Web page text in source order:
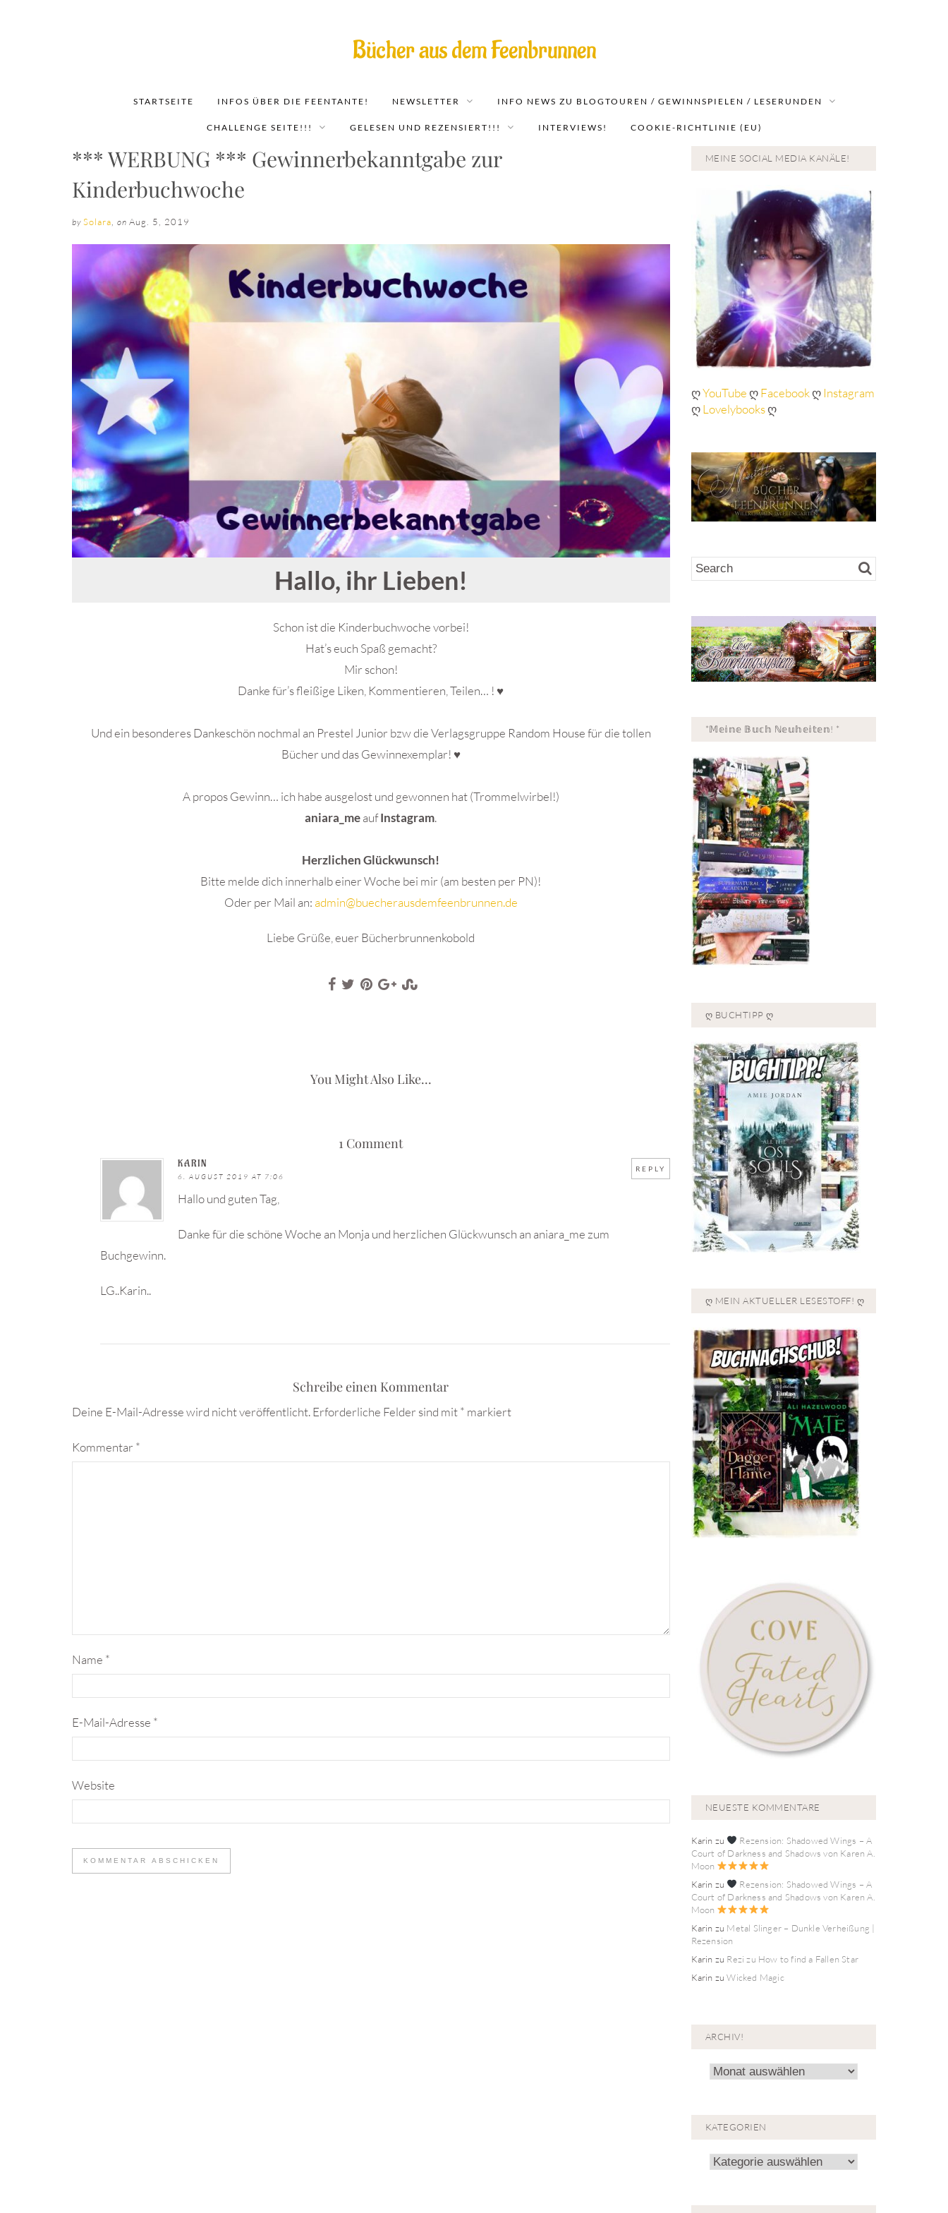
Bücher aus dem Feenbrunnen
STARTSEITE INFOS ÜBER DIE FEENTANTE! NEWSLETTER INFO NEWS ZU BLOGTOUREN / GEWINNSPIELEN / LESERUNDEN
CHALLENGE SEITE!!! GELESEN UND REZENSIERT!!! INTERVIEWS! COOKIE-RICHTLINIE (EU)
*** WERBUNG *** Gewinnerbekanntgabe zur
Kinderbuchwoche
by Solara on Aug. 5, 2019
Hallo, ihr Lieben!
Schon ist die Kinderbuchwoche vorbei!
Hat’s euch Spaß gemacht?
Mir schon!
Danke für’s fleißige Liken, Kommentieren, Teilen… ! ♥
Und ein besonderes Dankeschön nochmal an Prestel Junior bzw die Verlagsgruppe Random House für die tollen
Bücher und das Gewinnexemplar! ♥
A propos Gewinn… ich habe ausgelost und gewonnen hat (Trommelwirbel!)
aniara_meaufInstagram.
Herzlichen Glückwunsch!
Bitte melde dich innerhalb einer Woche bei mir (am besten per PN)!
Oder per Mail an: admin@buecherausdemfeenbrunnen.de
Liebe Grüße, euer Bücherbrunnenkobold
You Might Also Like...
1 Comment
KARIN
6. AUGUST 2019 AT 7:06
Hallo und guten Tag,
Danke für die schöne Woche an Monja und herzlichen Glückwunsch an aniara_me zum
Buchgewinn.
LG..Karin..
REPLY
Schreibe einen Kommentar
Deine E-Mail-Adresse wird nicht veröffentlicht.Erforderliche Felder sind mit* markiert
Kommentar *
Name *
E-Mail-Adresse *
Website
MEINE SOCIAL MEDIA KANÄLE!
ღYouTubeღFacebookღ Instagram
ღLovelybooksღ
*𝕄𝕖𝕚𝕟𝕖 𝔹𝕦𝕔𝕙 ℕ𝕖𝕦𝕙𝕖𝕚𝕥𝕖𝕟! *
Ღ BUCHTIPP Ღ
Ღ MEIN AKTUELLER LESESTOFF! Ღ
NEUESTE KOMMENTARE
Karin zu
Rezension: Shadowed Wings – A
Court of Darkness and Shadows von Karen A.
Moon
Karin zu
Rezension: Shadowed Wings – A
Court of Darkness and Shadows von Karen A.
Moon
Karin zu Metal Slinger – Dunkle Verheißung |
Rezension
Karin zu Rezi zu How to find a Fallen Star
Karin zuWicked Magic
ARCHIV!
Archiv!
KATEGORIEN
Kategorien